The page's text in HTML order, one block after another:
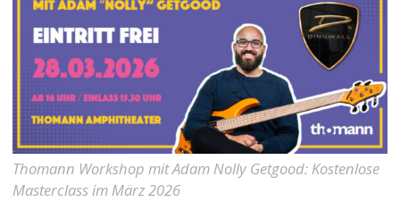
Thomann Workshop mit Adam Nolly Getgood: Kostenlose
Masterclass im März 2026